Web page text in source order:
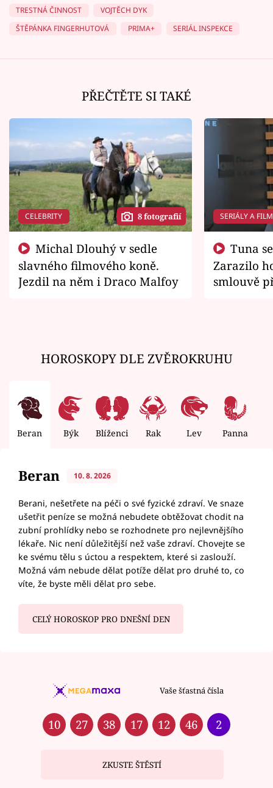
TRESTNÁ ČINNOST
VOJTĚCH DYK
ŠTĚPÁNKA FINGERHUTOVÁ
PRIMA+ SERIÁL INSPEKCE
PŘEČTĚTE SI TAKÉ
CELEBRITY 8 fotografií
slavného filmového koně.
Jezdil na něm i Draco Malfoy
SERIÁLY A
Zarazilo
smlouvě
HOROSKOPY DLE ZVĚROKRUHU
Beran Býk Blíženci Rak Lev Panna
Beran 10. 8. 2026
Berani, nešetřete na péči o své fyzické zdraví. Ve snaze
ušetřit peníze se možná nebudete obtěžovat chodit na
zubní prohlídky nebo se rozhodnete pro nejlevnějšího
lékaře. Nic není důležitější než vaše zdraví. Chovejte se
ke svému tělu s úctou a respektem, které si zaslouží.
Možná vám nebude dělat potíže dělat pro druhé to, co
víte, že byste měli dělat pro sebe.
CELÝ HOROSKOP PRO DNEŠNÍ DEN
Vaše šťastná čísla
10 27 38 17 12 46 2
ZKUSTE ŠTĚSTÍ